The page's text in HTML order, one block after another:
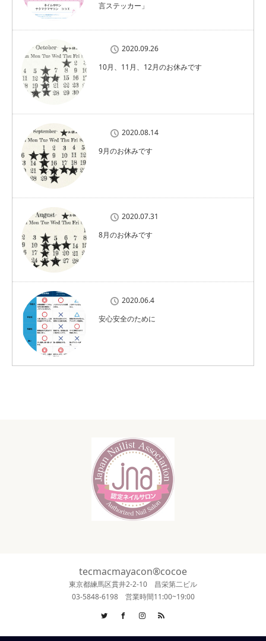
言ステッカー」
2020.09.26
10月、11月、12月のお休みです
2020.08.14
9月のお休みです
2020.07.31
8月のお休みです
2020.06.4
安心安全のために
tecmacmayacon®cocoe
東京都練馬区貫井2-2-10 昌栄第二ビル
03-5848-6198 営業時間11:00~19:00
Twitter FacebookInstagram